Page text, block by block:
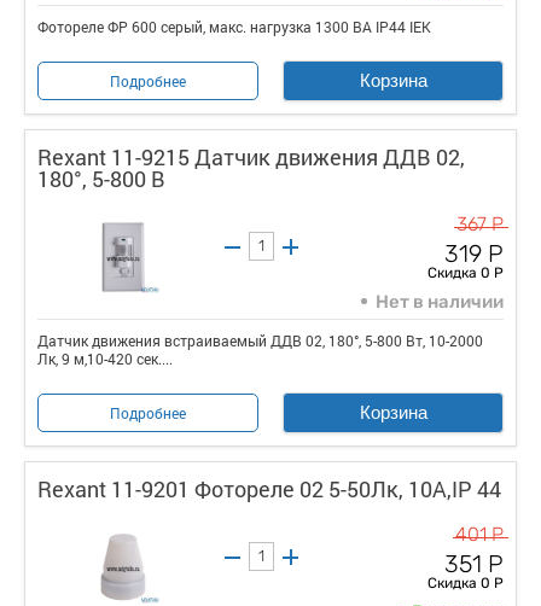
Фотореле ФР 600 серый, макс. нагрузка 1300 ВА IP44 IEK
Подробнее Корзина
Rexant 11-9215 Датчик движения ДДВ 02,
180°, 5-800 В
367 Р
319 Р
Скидка 0 Р
Нет в наличии
Датчик движения встраиваемый ДДВ 02, 180°, 5-800 Вт, 10-2000
Лк, 9 м,10-420 сек....
Подробнее Корзина
Rexant 11-9201 Фотореле 02 5-50Лк, 10А,IP 44
401 Р
351 Р
Скидка 0 Р